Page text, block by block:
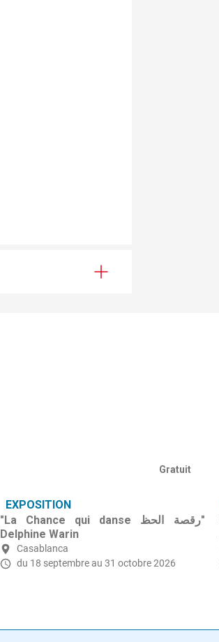
Gratuit
EXPOSITION
"La Chance qui danse رقصة الحظ"
Delphine Warin
Casablanca
du 18 septembreau 31 octobre 2026